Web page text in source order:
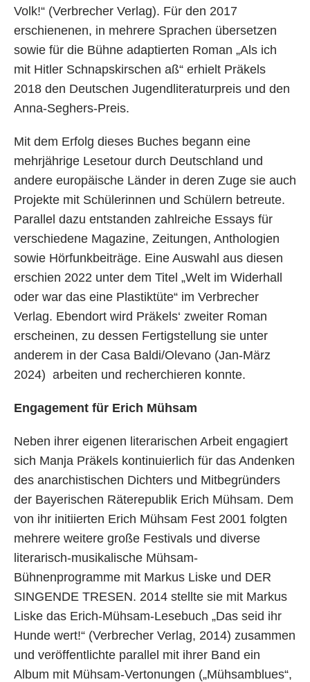
Volk!“ (Verbrecher Verlag). Für den 2017
erschienenen, in mehrere Sprachen übersetzen
sowie für die Bühne adaptierten Roman „Als ich
mit Hitler Schnapskirschen aß“ erhielt Präkels
2018 den Deutschen Jugendliteraturpreis und den
Anna-Seghers-Preis.
Mit dem Erfolg dieses Buches begann eine
mehrjährige Lesetour durch Deutschland und
andere europäische Länder in deren Zuge sie auch
Projekte mit Schülerinnen und Schülern betreute.
Parallel dazu entstanden zahlreiche Essays für
verschiedene Magazine, Zeitungen, Anthologien
sowie Hörfunkbeiträge. Eine Auswahl aus diesen
erschien 2022 unter dem Titel „Welt im Widerhall
oder war das eine Plastiktüte“ im Verbrecher
Verlag. Ebendort wird Präkels‘ zweiter Roman
erscheinen, zu dessen Fertigstellung sie unter
anderem in der Casa Baldi/Olevano (Jan-März
2024) arbeiten und recherchieren konnte.
Engagement für Erich Mühsam
Neben ihrer eigenen literarischen Arbeit engagiert
sich Manja Präkels kontinuierlich für das Andenken
des anarchistischen Dichters und Mitbegründers
der Bayerischen Räterepublik Erich Mühsam. Dem
von ihr initiierten Erich Mühsam Fest 2001 folgten
mehrere weitere große Festivals und diverse
literarisch-musikalische Mühsam-
Bühnenprogramme mit Markus Liske und DER
SINGENDE TRESEN. 2014 stellte sie mit Markus
Liske das Erich-Mühsam-Lesebuch „Das seid ihr
Hunde wert!“ (Verbrecher Verlag, 2014) zusammen
und veröffentlichte parallel mit ihrer Band ein
Album mit Mühsam-Vertonungen („Mühsamblues“,